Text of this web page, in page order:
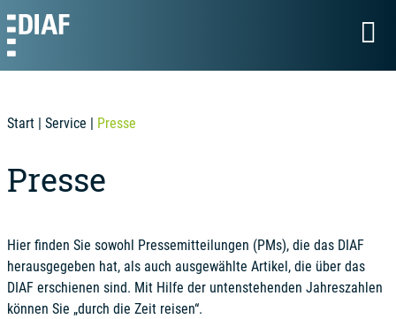
Start | Service | Presse
Presse
Hier finden Sie sowohl Pressemitteilungen (PMs), die das DIAF
herausgegeben hat, als auch ausgewählte Artikel, die über das
DIAF erschienen sind. Mit Hilfe der untenstehenden Jahreszahlen
können Sie „durch die Zeit reisen“.